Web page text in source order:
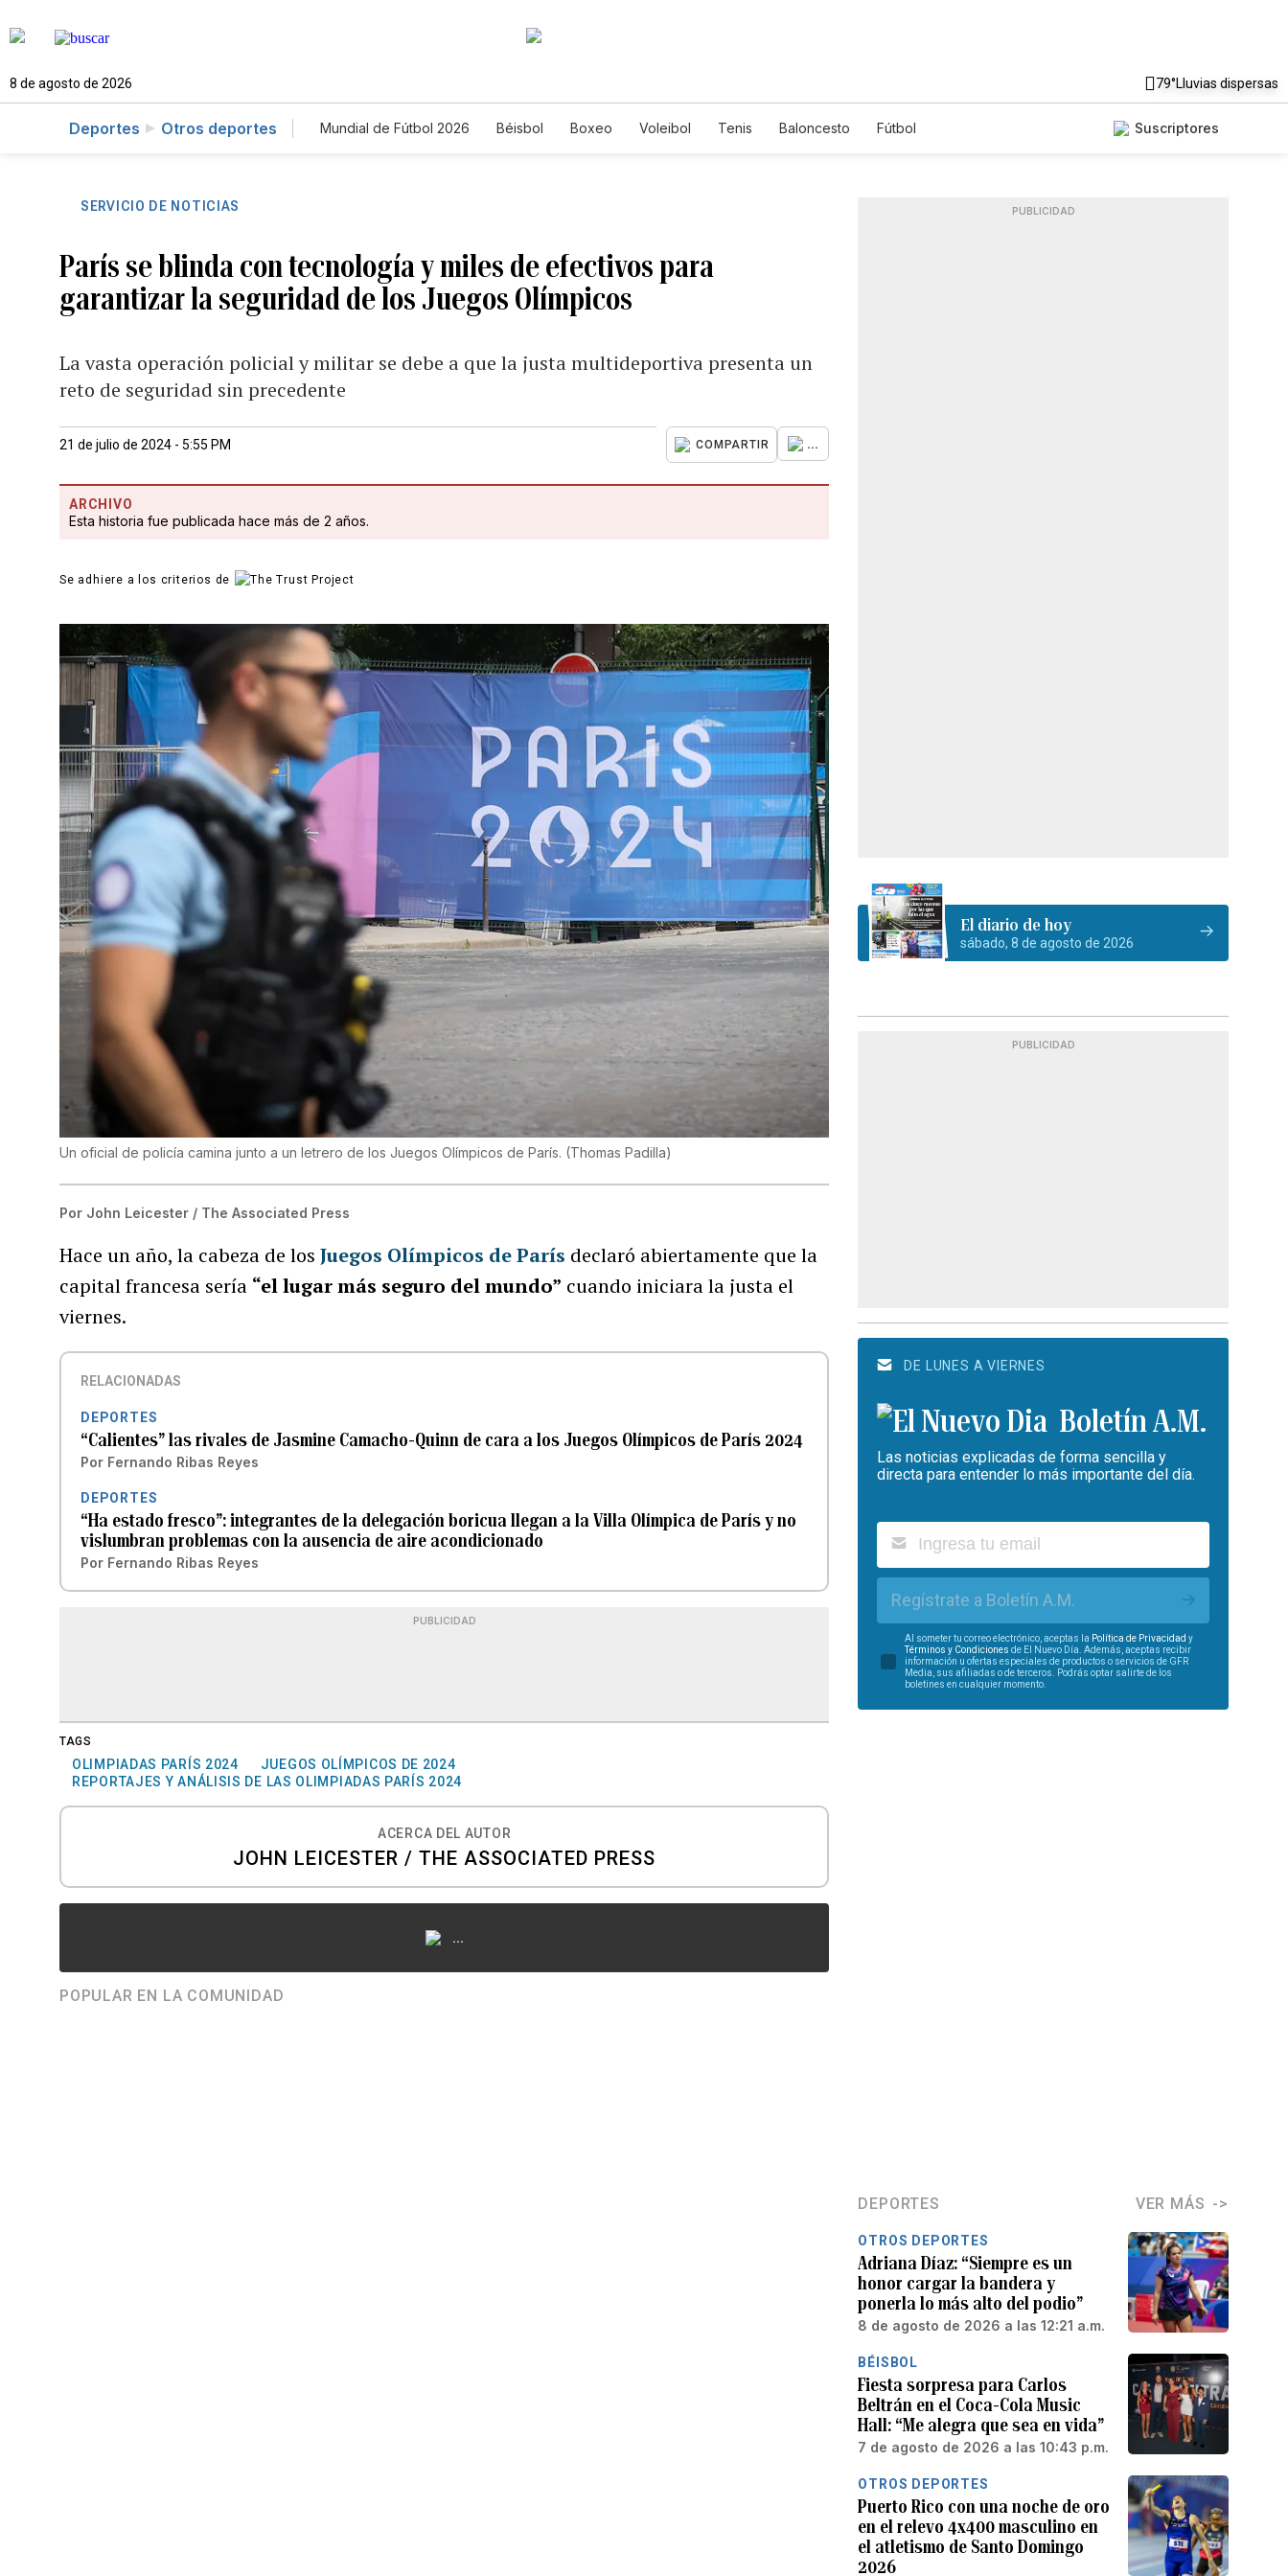
8 de agosto de 2026 79°Lluvias dispersas
Deportes Otros deportes Mundial de Fútbol 2026 Béisbol Boxeo Voleibol Tenis Baloncesto Fútbol Suscriptores
SERVICIO DE NOTICIAS
París se blinda con tecnología y miles de efectivos para
garantizar la seguridad de los Juegos Olímpicos
La vasta operación policial y militar se debe a que la justa multideportiva presenta un
reto de seguridad sin precedente
21 de julio de 2024 - 5:55 PM COMPARTIR ...
ARCHIVO
Esta historia fue publicada hace más de 2 años.
Se adhiere a los criterios de
Un oficial de policía camina junto a un letrero de los Juegos Olímpicos de París. (Thomas Padilla)
Por John Leicester / The Associated Press
Hace un año, la cabeza de losJuegos Olímpicos de París declaró abiertamente que la
capital francesa sería “el lugar más seguro del mundo” cuando iniciara la justa el
viernes.
RELACIONADAS
DEPORTES
“Calientes” las rivales de Jasmine Camacho-Quinn de cara a los Juegos Olímpicos de París 2024
Por Fernando Ribas Reyes
DEPORTES
“Ha estado fresco”: integrantes de la delegación boricua llegan a la Villa Olímpica de París y no
vislumbran problemas con la ausencia de aire acondicionado
Por Fernando Ribas Reyes
PUBLICIDAD
TAGS
OLIMPIADAS PARÍS 2024
JUEGOS OLÍMPICOS DE 2024
REPORTAJES Y ANÁLISIS DE LAS OLIMPIADAS PARÍS 2024
ACERCA DEL AUTOR
JOHN LEICESTER / THE ASSOCIATED PRESS
...
POPULAR EN LA COMUNIDAD
PUBLICIDAD
El diario de hoy
sábado, 8 de agosto de 2026
PUBLICIDAD
DE LUNES A VIERNES
Boletín A.M.
Las noticias explicadas de forma sencilla y
directa para entender lo más importante del día.
Regístrate a Boletín A.M.
Al someter tu correo electrónico, aceptas la Política de Privacidad y
Términos y Condiciones de El Nuevo Día. Además, aceptas recibir
información u ofertas especiales de productos o servicios de GFR
Media, sus afiliadas o de terceros. Podrás optar salirte de los
boletines en cualquier momento.
DEPORTES VER MÁS
OTROS DEPORTES
Adriana Díaz: “Siempre es un
honor cargar la bandera y
ponerla lo más alto del podio”
8 de agosto de 2026 a las 12:21 a.m.
BÉISBOL
Fiesta sorpresa para Carlos
Beltrán en el Coca-Cola Music
Hall: “Me alegra que sea en vida”
7 de agosto de 2026 a las 10:43 p.m.
OTROS DEPORTES
Puerto Rico con una noche de oro
en el relevo 4x400 masculino en
el atletismo de Santo Domingo
2026